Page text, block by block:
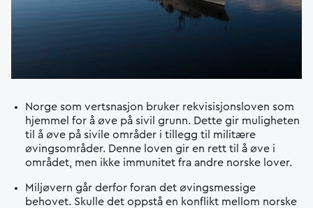
Norge som vertsnasjon bruker rekvisisjonsloven som
hjemmel for å øve på sivil grunn. Dette gir muligheten
til å øve på sivile områder i tillegg til militære
øvingsområder. Denne loven gir en rett til å øve i
området, men ikke immunitet fra andre norske lover.
Miljøvern går derfor foran det øvingsmessige
behovet. Skulle det oppstå en konflikt mellom norske